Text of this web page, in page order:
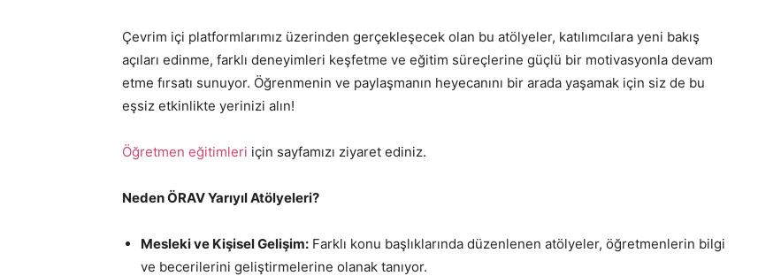
Çevrim içi platformlarımız üzerinden gerçekleşecek olan bu atölyeler, katılımcılara yeni bakış
açıları edinme, farklı deneyimleri keşfetme ve eğitim süreçlerine güçlü bir motivasyonla devam
etme fırsatı sunuyor. Öğrenmenin ve paylaşmanın heyecanını bir arada yaşamak için siz de bu
eşsiz etkinlikte yerinizi alın!
Öğretmen eğitimleri için sayfamızı ziyaret ediniz.
Neden ÖRAV Yarıyıl Atölyeleri?
Mesleki ve Kişisel Gelişim: Farklı konu başlıklarında düzenlenen atölyeler, öğretmenlerin bilgi
ve becerilerini geliştirmelerine olanak tanıyor.